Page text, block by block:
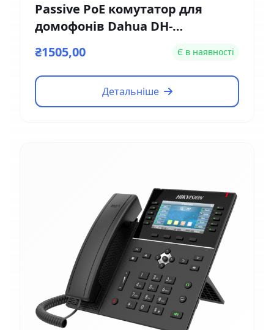
Passive PoE комутатор для
домофонів Dahua DH-
VTNS1060A
₴1505,00 Є в наявності
Детальніше